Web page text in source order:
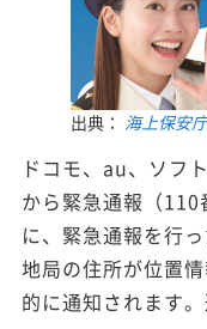
出典： 海上保安
ドコモ、au、ソフ
から緊急通報（
に、緊急通報を行
地局の住所が位置
的に通知されます